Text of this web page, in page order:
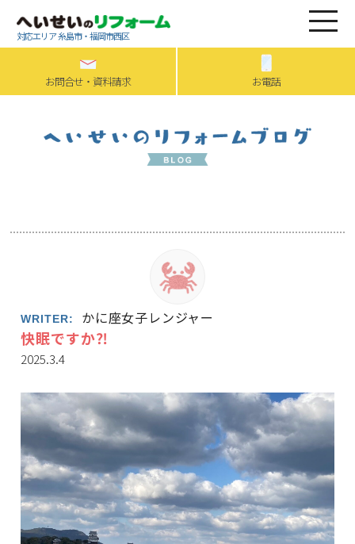
対応エリア 糸島市・福岡市西区
お問合せ・資料請求 お電話
WRITER: かに座女子レンジャー
快眠ですか⁈
2025.3.4